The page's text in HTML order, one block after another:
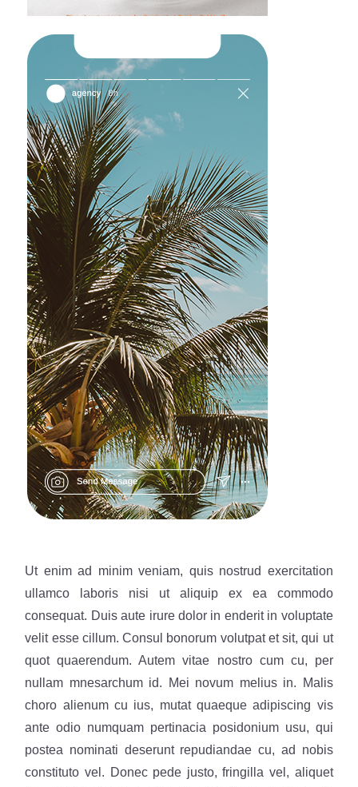
Ut enim ad minim veniam, quis nostrud exercitation
ullamco laboris nisi ut aliquip ex ea commodo
consequat. Duis aute irure dolor in enderit in voluptate
velit esse cillum. Consul bonorum volutpat et sit, qui ut
quot quaerendum. Autem vitae nostro cum cu, per
nullam mnesarchum id. Mei novum melius in. Malis
choro alienum cu ius, mutat quaeque adipiscing vis
ante odio numquam pertinacia posidonium usu, qui
postea nominati deserunt repudiandae cu, ad nobis
constituto vel. Donec pede justo, fringilla vel, aliquet